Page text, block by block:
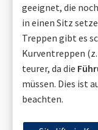
geeignet, die
in einen Sitz
Treppen gibt es
Kurventreppen (z.
teurer, da die
müssen. Dies ist
beachten.